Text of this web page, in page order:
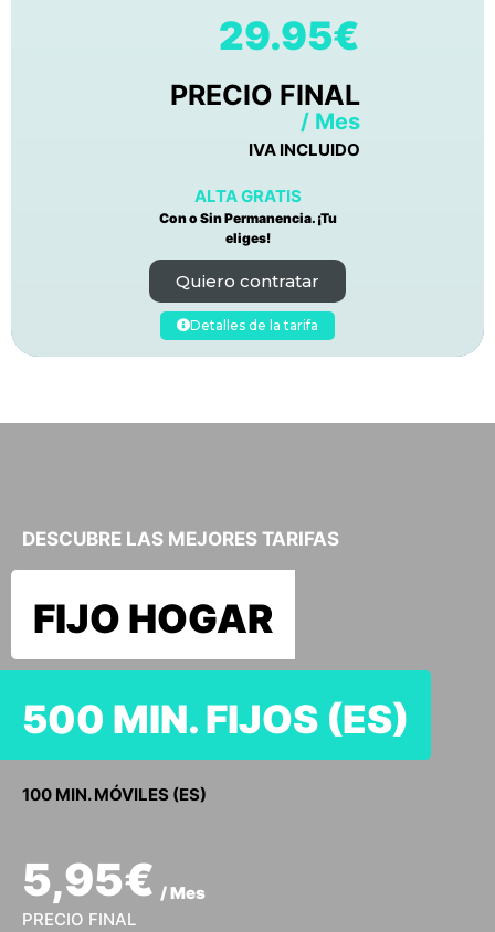
29.95€
PRECIO FINAL
/ Mes
IVA INCLUIDO
ALTA GRATIS
Con o Sin Permanencia. ¡Tu
eliges!
Quiero contratar
Detalles de la tarifa
DESCUBRE LAS MEJORES TARIFAS
FIJO HOGAR
500 MIN. FIJOS (ES)
100 MIN. MÓVILES (ES)
5,95€ / Mes
PRECIO FINAL